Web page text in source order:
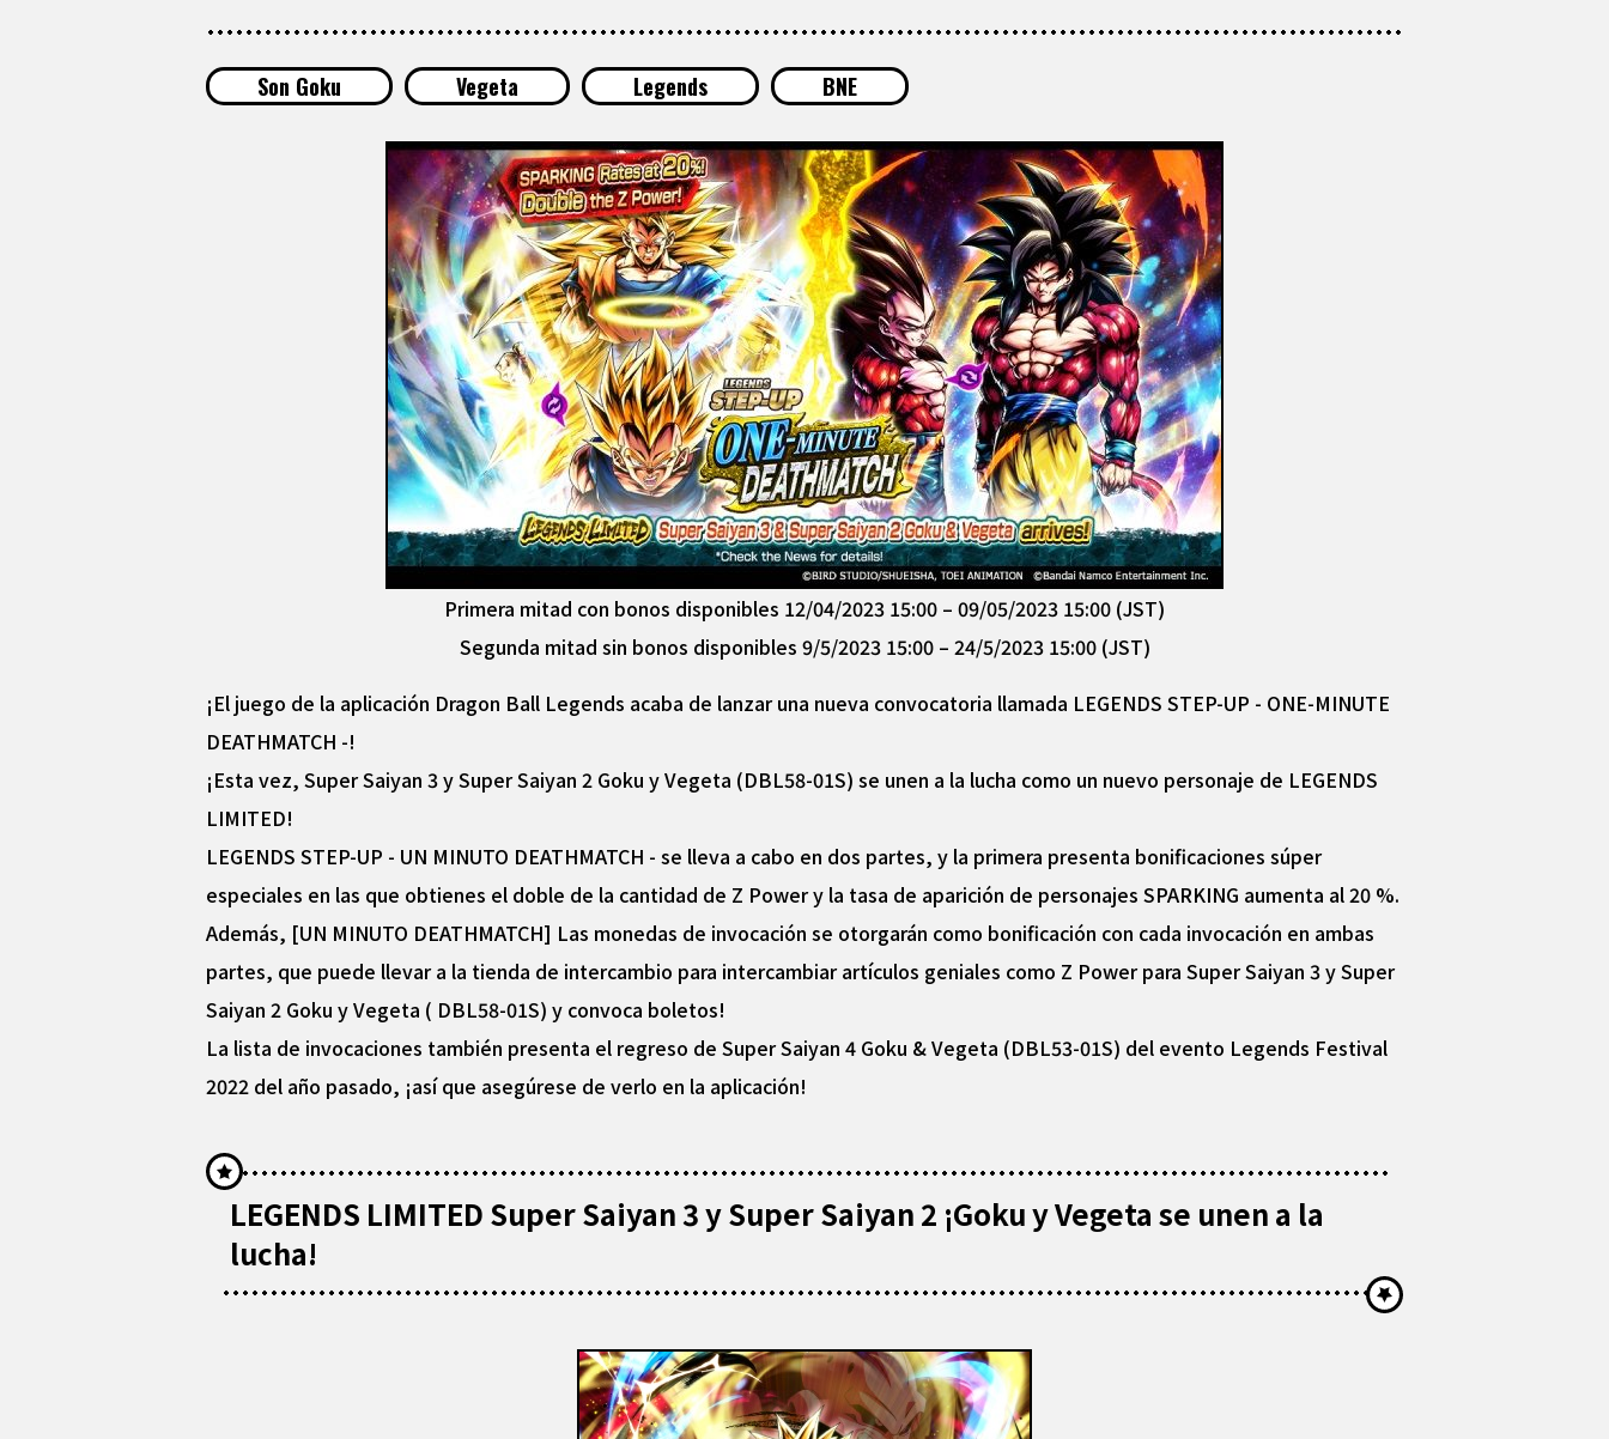
Son Goku Vegeta Legends BNE
Primera mitad con bonos disponibles 12/04/2023 15:00 – 09/05/2023 15:00 (JST)
Segunda mitad sin bonos disponibles 9/5/2023 15:00 – 24/5/2023 15:00 (JST)
¡El juego de la aplicación Dragon Ball Legends acaba de lanzar una nueva convocatoria llamada LEGENDS STEP-UP - ONE-MINUTE
DEATHMATCH -!
¡Esta vez, Super Saiyan 3 y Super Saiyan 2 Goku y Vegeta (DBL58-01S) se unen a la lucha como un nuevo personaje de LEGENDS
LIMITED!
LEGENDS STEP-UP - UN MINUTO DEATHMATCH - se lleva a cabo en dos partes, y la primera presenta bonificaciones súper
especiales en las que obtienes el doble de la cantidad de Z Power y la tasa de aparición de personajes SPARKING aumenta al 20 %.
Además, [UN MINUTO DEATHMATCH] Las monedas de invocación se otorgarán como bonificación con cada invocación en ambas
partes, que puede llevar a la tienda de intercambio para intercambiar artículos geniales como Z Power para Super Saiyan 3 y Super
Saiyan 2 Goku y Vegeta ( DBL58-01S) y convoca boletos!
La lista de invocaciones también presenta el regreso de Super Saiyan 4 Goku & Vegeta (DBL53-01S) del evento Legends Festival
2022 del año pasado, ¡así que asegúrese de verlo en la aplicación!
LEGENDS LIMITED Super Saiyan 3 y Super Saiyan 2 ¡Goku y Vegeta se unen a la
lucha!